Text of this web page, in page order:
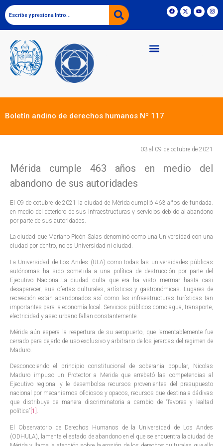
Boletín andino de derechos humanos Nº 117
03 al 09 de octubre de 2021
Mérida cumple 463 años en medio del
abandono de sus autoridades
El 09 de octubre de 2021 la ciudad de Mérida cumplió 463 años de fundada.
en medio del deterioro de sus infraestructuras y servicios debido al abandono
por parte de sus autoridades.
La ciudad que Mariano Picón Salas denominó como una Universidad con una
ciudad por dentro, no es Universidad ni ciudad.
La Universidad de Los Andes (ULA) como todas las universidades públicas
autónomas ha sido sometida a una política de destrucción por parte del
Ejecutivo Nacional.La ciudad culta que era ha visto mermar hasta casi
desaparecer, sus ofertas culturales, artísticas y gastronómicas. Lugares de
recreación están abandonados así como las infraestructuras turísticas tan
importantes para la economía local. Servicios públicos como agua, transporte,
electricidad y aseo urbano fallan constantemente.
Mérida aún espera la reapertura de su aeropuerto, que lamentablemente fue
cerrado para dejarlo de uso exclusivo y arbitrario de los jerarcas del regimen de
Maduro.
Desconociendo el principio constitucional de soberania popular, Nicolas
Maduro impuso un Protector a Merida que arrebató las competencias al
Ejecutivo regional y le desembolsa recursos provenientes del presupuesto
nacional por mecanismos oficiosos y opacos, recursos que destina a dádivas
que distribuye de manera discriminatoria a cambio de “favores y lealtad
política” [1] .
El Observatorio de Derechos Humanos de la Universidad de Los Andes
(ODHULA), lamenta el estado de abandono en el que se encuentra la ciudad de